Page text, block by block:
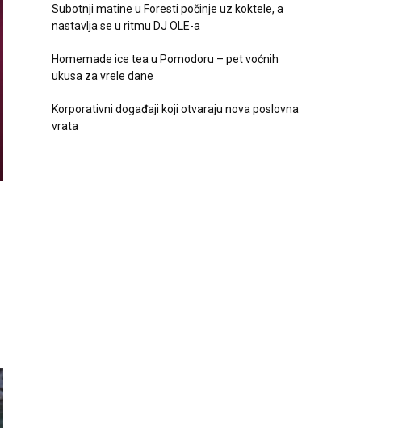
Subotnji matine u Foresti počinje uz koktele, a
nastavlja se u ritmu DJ OLE-a
Homemade ice tea u Pomodoru – pet voćnih
ukusa za vrele dane
Korporativni događaji koji otvaraju nova poslovna
vrata